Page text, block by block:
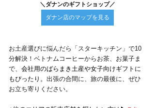
＼ダナンのギフトショップ／
ダナン店のマップを見る
お土産選びに悩んだら「スターキッチン」で10
分解決！ベトナムコーヒーからお茶、お菓子ま
で、 会社用のばらまき土産や女子向けギフトに
もぴったり。 出張の合間に、旅の最後に、ぜひ
お立ち寄りください。